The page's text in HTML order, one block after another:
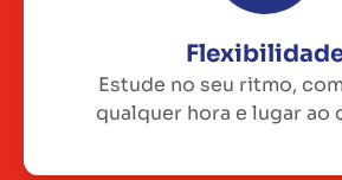
Estude no seu ritmo,
qualquer hora e lugar ao